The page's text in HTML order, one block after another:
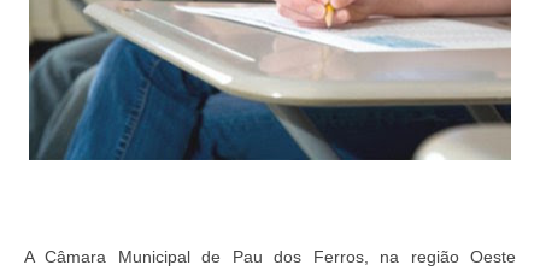
A Câmara Municipal de Pau dos Ferros, na região Oeste